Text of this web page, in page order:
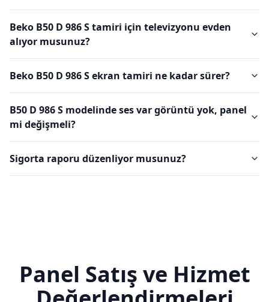
Beko B50 D 986 S tamiri için televizyonu evden
alıyor musunuz?
Beko B50 D 986 S ekran tamiri ne kadar sürer?
B50 D 986 S modelinde ses var görüntü yok, panel
mi değişmeli?
Sigorta raporu düzenliyor musunuz?
Panel Satış ve Hizmet